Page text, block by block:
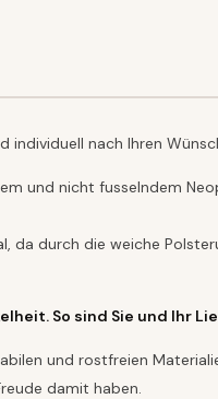
individuell nach Ihren
und nicht fusselndem
da durch die weiche
So sind Sie und Ihr
und rostfreien
damit haben.